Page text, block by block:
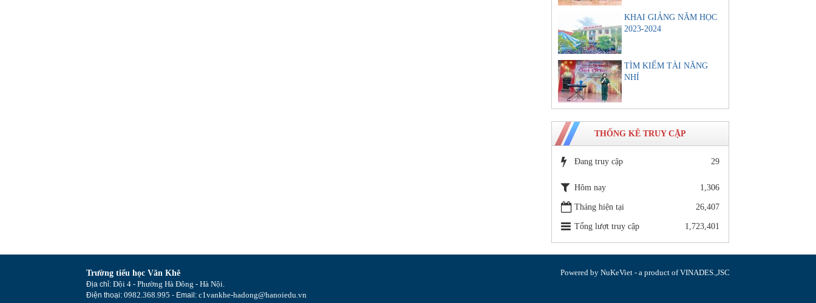
KHAI GIẢNG NĂM HỌC
2023-2024
TÌM KIẾM TÀI NĂNG
NHÍ
THỐNG KÊ TRUY CẬP
Đang truy cập 29
Hôm nay 1,306
Tháng hiện tại 26,407
Tổng lượt truy cập 1,723,401
Trường tiểu học Văn Khê
Địa chỉ: Đội 4 - Phường Hà Đông - Hà Nội.
Điện thoại: 0982.368.995 - Email: c1vankhe-hadong@hanoiedu.vn
Powered by NuKeViet - a product ofVINADES.,JSC